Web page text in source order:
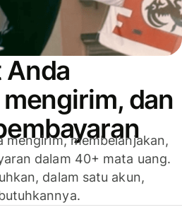
Anda
dan
mengirim, membelanjakan,
dalam 40+ mata uang.
dalam satu akun,